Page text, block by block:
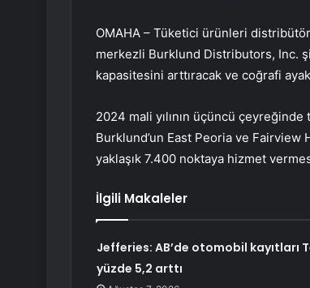
OMAHA – Tüketici ürünleri
merkezli Burklund Distributors, Inc.
kapasitesini arttıracak ve coğrafi
2024 mali yılının üçüncü çeyreğinde
Burklund’un East Peoria ve Fairview
yaklaşık 7.400 noktaya hizmet
İlgili Makaleler
Jefferies: AB’de otomobil kayıtları
yüzde 5,2 arttı